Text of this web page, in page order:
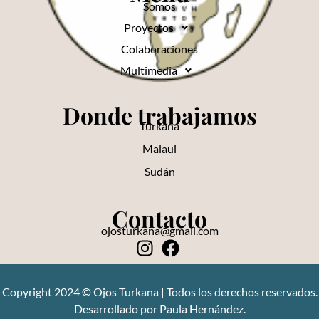
Somos
Proyectos
Colaboraciones
Multimedia
Donde trabajamos
Turkana
Malaui
Sudán
Contacto
ojosturkana@gmail.com
Copyright 2024 © Ojos Turkana | Todos los derechos reservados.
Desarrollado por Paula Hernández.